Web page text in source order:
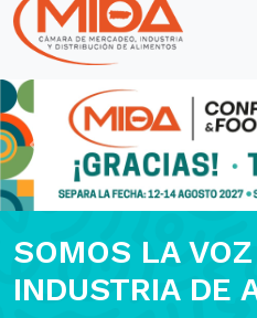
Previous
SOMOS LA
INDUSTRIA DE